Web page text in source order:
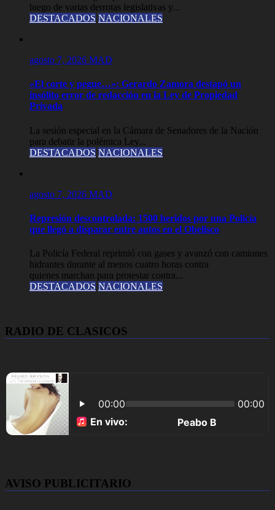
luego de varias derrotas legislativas y...
DESTACADOS NACIONALES
agosto 7, 2026 MAD
«El corte y pegue…»: Gerardo Zamora destapó un
insólito error de redacción en la Ley de Propiedad
Privada
La sesión especial en la Cámara de Senadores de la Nación
para debatir la polémica Ley...
DESTACADOS NACIONALES
agosto 7, 2026 MAD
Represión descontrolada: 1500 heridos por una Policía
que llegó a disparar entre autos en el Obelisco
La Policía Federal reprimió con gases y avanzó con camiones
hidrantes durante al menos cuatro horas contra
quienes marchan para protestar contra...
DESTACADOS NACIONALES
RADIO DE CLASICOS
AVISO PUBLICITARIO